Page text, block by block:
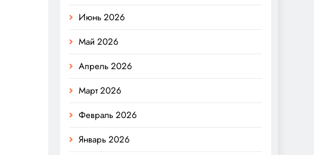
Июнь 2026
Май 2026
Апрель 2026
Март 2026
Февраль 2026
Январь 2026